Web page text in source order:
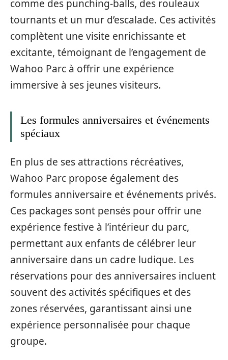
comme des punching-balls, des rouleaux
tournants et un mur d’escalade. Ces activités
complètent une visite enrichissante et
excitante, témoignant de l’engagement de
Wahoo Parc à offrir une expérience
immersive à ses jeunes visiteurs.
Les formules anniversaires et événements
spéciaux
En plus de ses attractions récréatives,
Wahoo Parc propose également des
formules anniversaire et événements privés.
Ces packages sont pensés pour offrir une
expérience festive à l’intérieur du parc,
permettant aux enfants de célébrer leur
anniversaire dans un cadre ludique. Les
réservations pour des anniversaires incluent
souvent des activités spécifiques et des
zones réservées, garantissant ainsi une
expérience personnalisée pour chaque
groupe.